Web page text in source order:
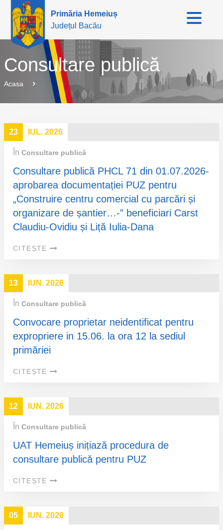
Primăria Hemeiuș
Județul Bacău
Consultare publică
Acasa
23 IUL. 2026
În Consultare publică
Consultare publică PHCL 71 din 01.07.2026-
aprobarea documentației PUZ pentru
„Construire centru comercial cu parcări și
organizare de șantier…-” beneficiari Carst
Claudiu-Ovidiu și Liță Iulia-Dana
CITEȘTE
13 IUN. 2026
În Consultare publică
Convocare proprietar neidentificat pentru
expropriere in 15.06. la ora 12 la sediul
primăriei
CITEȘTE
12 IUN. 2026
În Consultare publică
UAT Hemeiuș inițiază procedura de
consultare publică pentru PUZ
CITEȘTE
05 IUN. 2026